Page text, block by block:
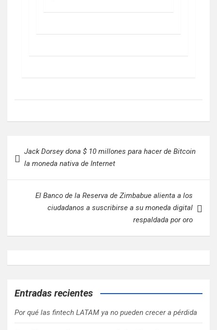
de Jack Dorsey dona $ 10 millones para hacer de Bitcoin
la moneda nativa de Internet
El Banco de la Reserva de Zimbabue alienta a los
ciudadanos a suscribirse a su moneda digital
respaldada por oro
Entradas recientes
Por qué las fintech LATAM ya no pueden crecer a pérdida